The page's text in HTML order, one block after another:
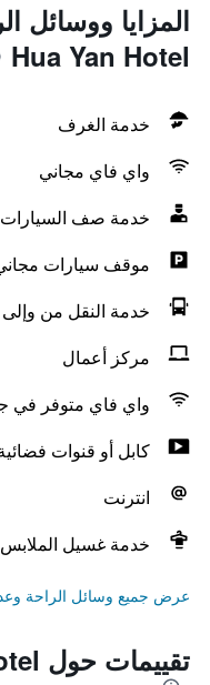
Hua Yan Hotel
خدمة الغرف
واي فاي مجاني
خدمة صف السيارات
موقف سيارات
خدمة النقل من وإلى
مركز أعمال
واي فاي متوفر في
كابل أو قنوات
انترنت
خدمة غسيل الملابس
عرض جميع وسائل الراحة
تقييمات حول Jin Heng Hua Yan Hotel